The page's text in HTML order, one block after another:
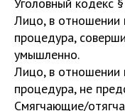
Лицо, в отношении
процедура,
умышленно.
Лицо, в отношении
процедура, не
Смягчающие/